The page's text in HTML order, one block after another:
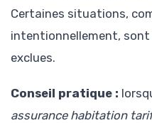
Certaines situations,
intentionnellement,
exclues.
Conseil pratique :
assurance habitation tarif